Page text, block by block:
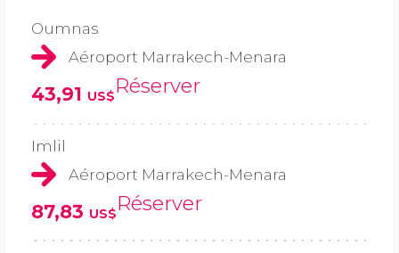
Oumnas
Aéroport Marrakech-Menara
43,91 US$Réserver
Imlil
Aéroport Marrakech-Menara
87,83 US$Réserver